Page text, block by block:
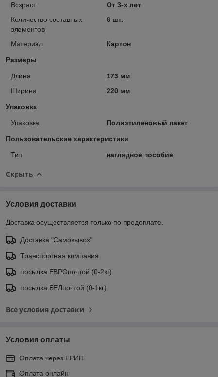
Возраст
От 3-х лет
Количество составных
элементов
8 шт.
Материал Картон
Размеры
Длина
173 мм
Ширина
220 мм
Упаковка
Упаковка Полиэтиленовый пакет
Пользовательские характеристики
Тип наглядное пособие
Скрыть
Условия доставки
Доставка осуществляется только по предоплате.
Доставка "Самовывоз"
Транспортная компания
посылка ЕВРОпочтой (0-2кг)
посылка БЕЛпочтой (0-1кг)
Все условия доставки
Условия оплаты
Оплата через ЕРИП
Оплата онлайн